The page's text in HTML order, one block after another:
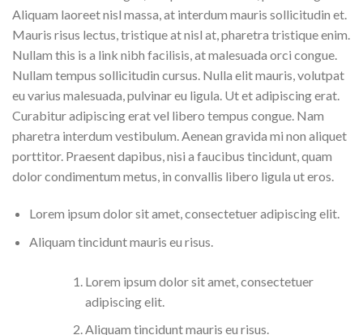
Aliquam laoreet nisl massa, at interdum mauris sollicitudin et.
Mauris risus lectus, tristique at nisl at, pharetra tristique enim.
Nullam this is a link nibh facilisis, at malesuada orci congue.
Nullam tempus sollicitudin cursus. Nulla elit mauris, volutpat
eu varius malesuada, pulvinar eu ligula. Ut et adipiscing erat.
Curabitur adipiscing erat vel libero tempus congue. Nam
pharetra interdum vestibulum. Aenean gravida mi non aliquet
porttitor. Praesent dapibus, nisi a faucibus tincidunt, quam
dolor condimentum metus, in convallis libero ligula ut eros.
Lorem ipsum dolor sit amet, consectetuer adipiscing elit.
Aliquam tincidunt mauris eu risus.
Lorem ipsum dolor sit amet, consectetuer
adipiscing elit.
Aliquam tincidunt mauris eu risus.